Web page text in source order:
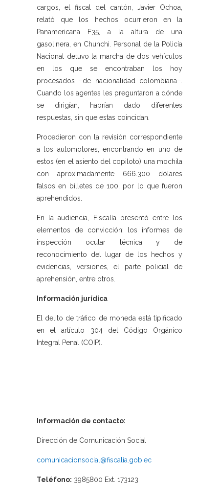
cargos, el fiscal del cantón, Javier Ochoa,
relató que los hechos ocurrieron en la
Panamericana E35, a la altura de una
gasolinera, en Chunchi. Personal de la Policía
Nacional detuvo la marcha de dos vehículos
en los que se encontraban los hoy
procesados –de nacionalidad colombiana–.
Cuando los agentes les preguntaron a dónde
se dirigían, habrían dado diferentes
respuestas, sin que estas coincidan.
Procedieron con la revisión correspondiente
a los automotores, encontrando en uno de
estos (en el asiento del copiloto) una mochila
con aproximadamente 666.300 dólares
falsos en billetes de 100, por lo que fueron
aprehendidos.
En la audiencia, Fiscalía presentó entre los
elementos de convicción: los informes de
inspección ocular técnica y de
reconocimiento del lugar de los hechos y
evidencias, versiones, el parte policial de
aprehensión, entre otros.
Información jurídica
El delito de tráfico de moneda está tipificado
en el artículo 304 del Código Orgánico
Integral Penal (COIP).
Información de contacto:
Dirección de Comunicación Social
comunicacionsocial@fiscalia.gob.ec
Teléfono: 3985800 Ext. 173123